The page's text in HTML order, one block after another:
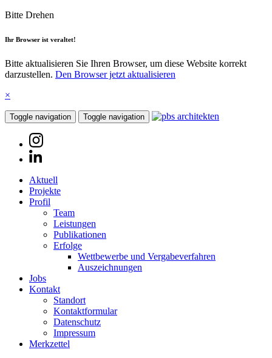
Bitte Drehen
Ihr Browser ist veraltet!
Bitte aktualisieren Sie Ihren Browser, um diese Website korrekt
darzustellen. Den Browser jetzt aktualisieren
×
Toggle navigation Toggle navigation
Aktuell
Projekte
Profil
Team
Leistungen
Publikationen
Erfolge
Wettbewerbe und Vergabeverfahren
Auszeichnungen
Jobs
Kontakt
Standort
Kontaktformular
Datenschutz
Impressum
Merkzettel